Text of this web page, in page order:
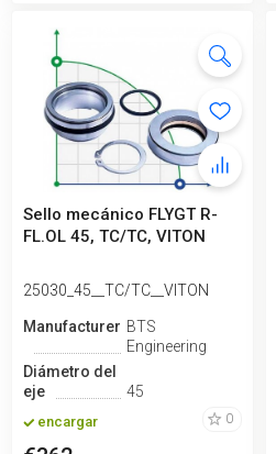
Sello mecánico FLYGT R-
FL.OL 45, TC/TC, VITON
25030_45__TC/TC__VITON
ManufactureroBTS
Engineering
Diámetro del
eje
45
encargar 0